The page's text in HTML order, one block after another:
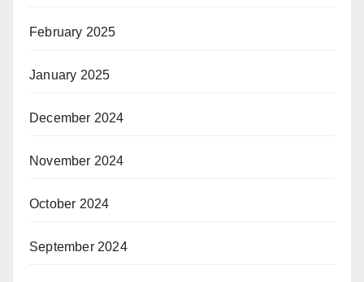
February 2025
January 2025
December 2024
November 2024
October 2024
September 2024